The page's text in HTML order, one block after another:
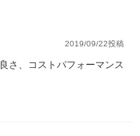
2019/09/22投稿
さ、コストパフォーマンス